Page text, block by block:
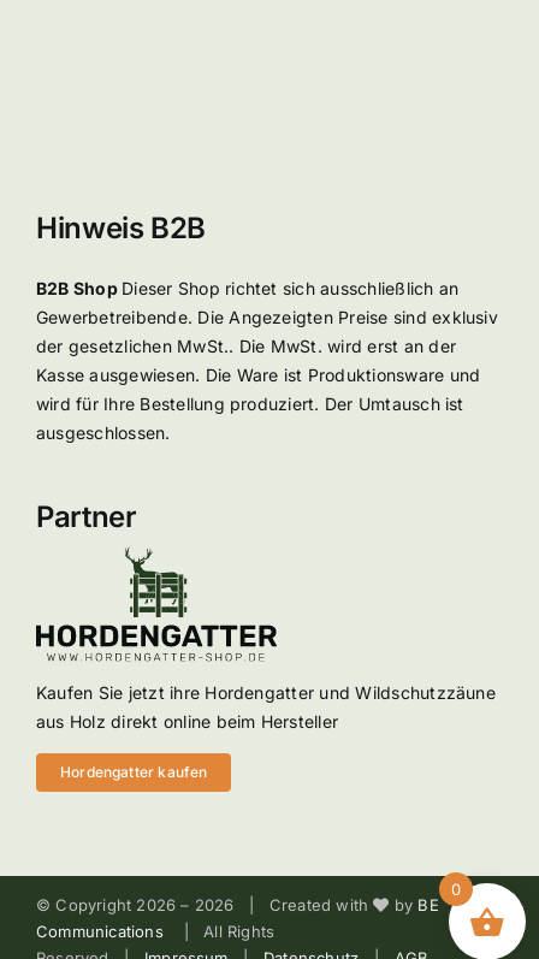
Hinweis B2B
B2B Shop Dieser Shop richtet sich ausschließlich an
Gewerbetreibende. Die Angezeigten Preise sind exklusiv
der gesetzlichen MwSt.. Die MwSt. wird erst an der
Kasse ausgewiesen. Die Ware ist Produktionsware und
wird für Ihre Bestellung produziert. Der Umtausch ist
ausgeschlossen.
Partner
Kaufen Sie jetzt ihre Hordengatter und Wildschutzzäune
aus Holz direkt online beim Hersteller
Hordengatter kaufen
© Copyright 2026 – 2026 | Created with by BE
Communications
| All Rights
0